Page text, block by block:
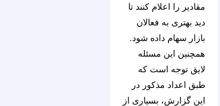
مقادیر را اعلام کنند تا
دید بهتری به فعالان
بازار سهام داده شود.
همچنین این مسئله
لایق توجه است که
طبق اعداد مذکور در
این گزارش، بسیاری از